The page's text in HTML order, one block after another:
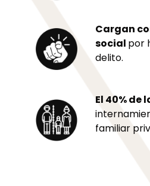
Cargan
social por
delito.
El 40% de
familiar